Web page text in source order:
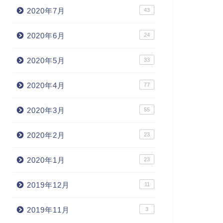
2020年7月 43
2020年6月 24
2020年5月 33
2020年4月 77
2020年3月 55
2020年2月 23
2020年1月 23
2019年12月 11
2019年11月 3